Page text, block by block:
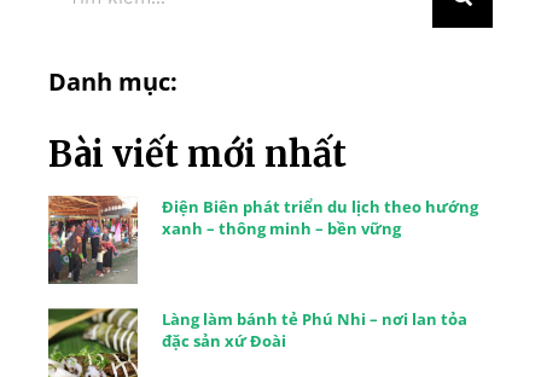
Danh mục:
Bài viết mới nhất
Điện Biên phát triển du lịch theo hướng
xanh – thông minh – bền vững
Làng làm bánh tẻ Phú Nhi – nơi lan tỏa
đặc sản xứ Đoài